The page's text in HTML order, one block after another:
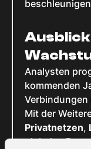
Analysten
kommenden
Verbindungen
Mit der
Privatnetzen,
globalen